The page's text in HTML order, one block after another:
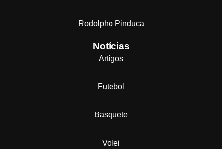
Rodolpho Pinduca
Notícias
Artigos
Futebol
Basquete
Volei